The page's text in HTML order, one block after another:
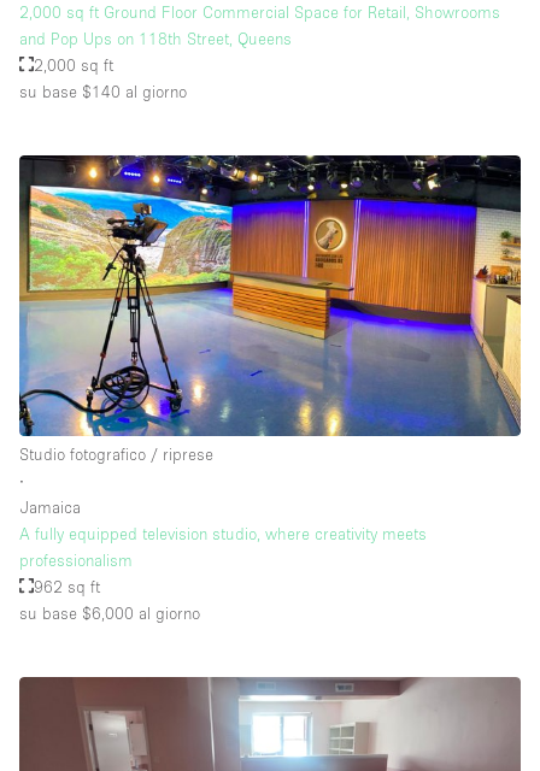
2,000 sq ft Ground Floor Commercial Space for Retail, Showrooms
and Pop Ups on 118th Street, Queens
2,000 sq ft
su base $140 al giorno
Studio fotografico / riprese
∙
Jamaica
A fully equipped television studio, where creativity meets
professionalism
962 sq ft
su base $6,000 al giorno